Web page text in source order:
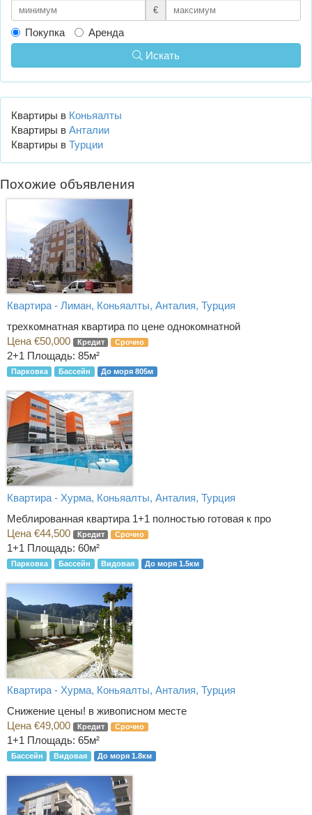
€
Покупка
Аренда
Искать
Квартиры в Коньяалты
Квартиры в Анталии
Квартиры в Турции
Похожие объявления
Квартира - Лиман, Коньяалты, Анталия, Турция
трехкомнатная квартира по цене однокомнатной
Цена €50,000
Кредит Срочно
2+1 Площадь: 85м²
Парковка Бассейн До моря 805м
Квартира - Хурма, Коньяалты, Анталия, Турция
Меблированная квартира 1+1 полностью готовая к про
Цена €44,500
Кредит Срочно
1+1 Площадь: 60м²
Парковка Бассейн Видовая До моря 1.5км
Квартира - Хурма, Коньяалты, Анталия, Турция
Снижение цены! в живописном месте
Цена €49,000
Кредит Срочно
1+1 Площадь: 65м²
Бассейн Видовая До моря 1.8км